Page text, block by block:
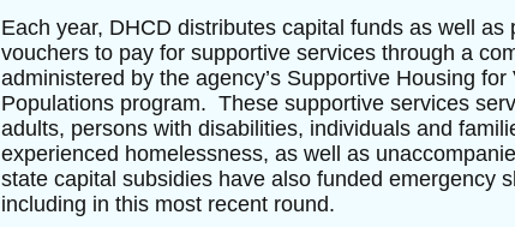
Each year, DHCD distributes capital funds as well as
vouchers to pay for supportive services through a
administered by the agency’s Supportive Housing for
Populations program. These supportive services
adults, persons with disabilities, individuals and
experienced homelessness, as well as
state capital subsidies have also funded emergency
including in this most recent round.